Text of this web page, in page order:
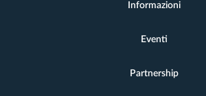
Informazioni
Eventi
Partnership